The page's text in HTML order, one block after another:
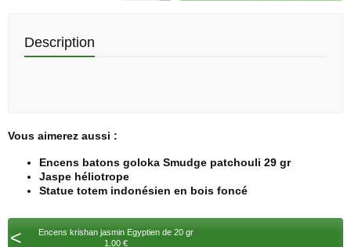
Description
Vous aimerez aussi :
Encens batons goloka Smudge patchouli 29 gr
Jaspe héliotrope
Statue totem indonésien en bois foncé
<
Encens krishan jasmin Egyptien de 20 gr
1,00 €